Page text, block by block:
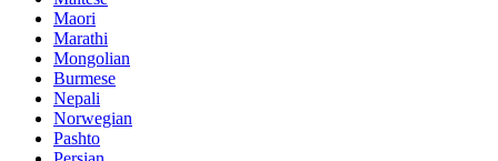
Maori
Marathi
Mongolian
Burmese
Nepali
Norwegian
Pashto